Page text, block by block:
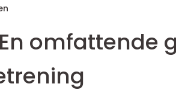
omfattende